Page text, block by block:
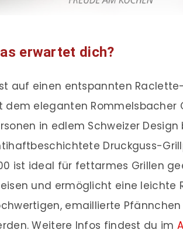
erwartet dich?
auf einen entspannten
dem eleganten Rommelsbacher
in edlem Schweizer
Druckguss-
ist ideal für fettarmes Grillen
und ermöglicht eine leichte
emaillierte
Weitere Infos findest du im